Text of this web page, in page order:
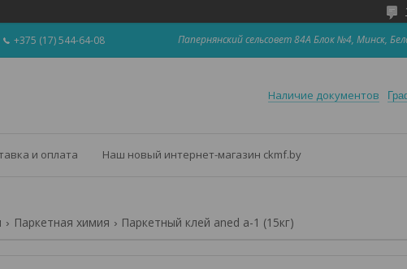
+375 (17) 544-64-08 Папернянский сельсовет 84А Блок №4, Минск,
Наличие документов
и оплата Наш новый интернет-магазин ckmf.by
Паркетная химия Паркетный клей aned a-1 (15кг)